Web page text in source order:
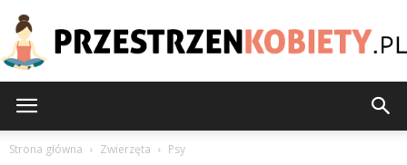
Strona główna Zwierzęta Psy